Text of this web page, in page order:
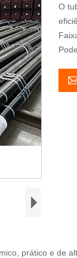
O
prático e de